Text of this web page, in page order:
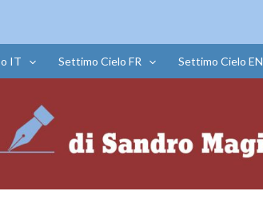
IT Settimo Cielo FR Settimo Cielo EN